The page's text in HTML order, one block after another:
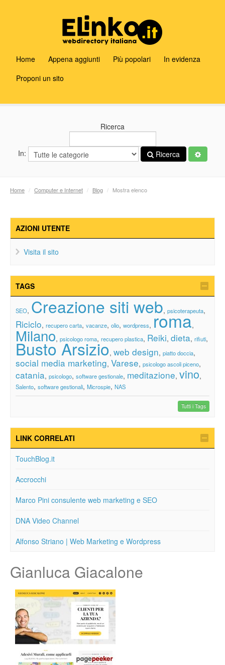
Home Appena aggiunti Più popolari
In evidenza
Proponi un sito
Ricerca
In: Ricerca
Home / Computer e Internet / Blog / Mostra elenco
AZIONI UTENTE
Visita il sito
TAGS
SEO, Creazione siti web, psicoterapeuta,
Riciclo, recupero carta, vacanze, olio, wordpress, roma,
Milano, psicologo roma, recupero plastica, Reiki, dieta, rifiuti,
Busto Arsizio, web design, piatto doccia,
social media marketing, Varese, psicologo ascoli piceno,
catania, psicologo, software gestionale, meditazione, vino,
Salento, software gestionali, Microspie, NAS
Tutti i Tags
LINK CORRELATI
TouchBlog.it
Accrocchi
Marco Pini consulente web marketing e SEO
DNA Video Channel
Alfonso Striano | Web Marketing e Wordpress
Gianluca Giacalone